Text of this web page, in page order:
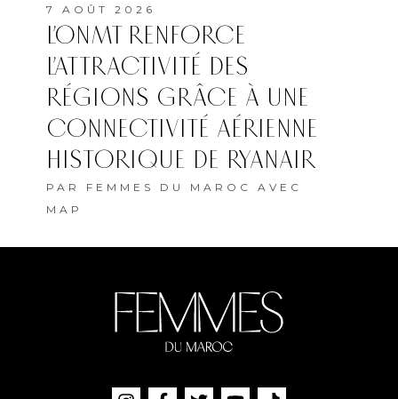
7 AOÛT 2026
L’ONMT RENFORCE
L’ATTRACTIVITÉ DES
RÉGIONS GRÂCE À UNE
CONNECTIVITÉ AÉRIENNE
HISTORIQUE DE RYANAIR
PAR FEMMES DU MAROC AVEC
MAP